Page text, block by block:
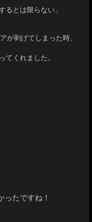
るとは限らない」
が剥げてしまった時、
てくれました。
ったですね！